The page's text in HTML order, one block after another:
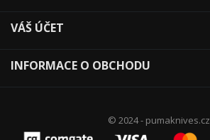
VÁŠ ÚČET
INFORMACE O OBCHODU
© 2024 - pumaknives.cz